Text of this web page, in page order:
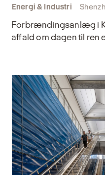
Energi & Industri
Forbrændingsanlæg i
affald om dagen til ren